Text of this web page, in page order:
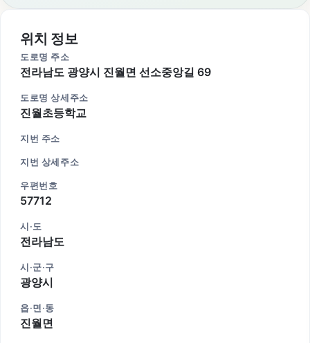
위치 정보
도로명 주소
전라남도 광양시 진월면 선소중앙길 69
도로명 상세주소
진월초등학교
지번 주소
지번 상세주소
우편번호
57712
시·도
전라남도
시·군·구
광양시
읍·면·동
진월면